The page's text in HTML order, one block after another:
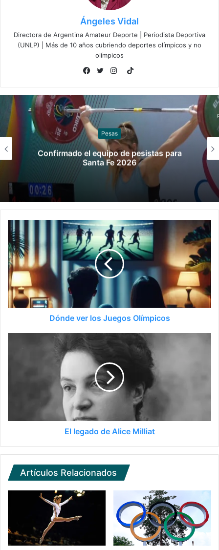
Ángeles Vidal
Directora de Argentina Amateur Deporte | Periodista Deportiva
(UNLP) | Más de 10 años cubriendo deportes olímpicos y no
olímpicos
TikTok
Sóftbol
Los seleccionados de sóftbol tienen los
convocados para los Juegos
Suramericanos 2026
Dónde ver los Juegos Olímpicos
El legado de Alice Milliat
Artículos Relacionados